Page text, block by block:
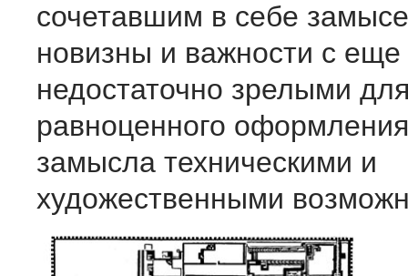
сочетавшим в себе
новизны и важности с еще
недостаточно зрелыми
равноценного оформления
замысла техническими и
художественными